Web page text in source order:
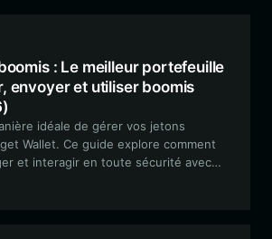
: Le meilleur portefeuille
envoyer et utiliser boomis
idéale de gérer vos jetons
Wallet. Ce guide explore comment
et interagir en toute sécurité avec
immersif du projet boomis sur la